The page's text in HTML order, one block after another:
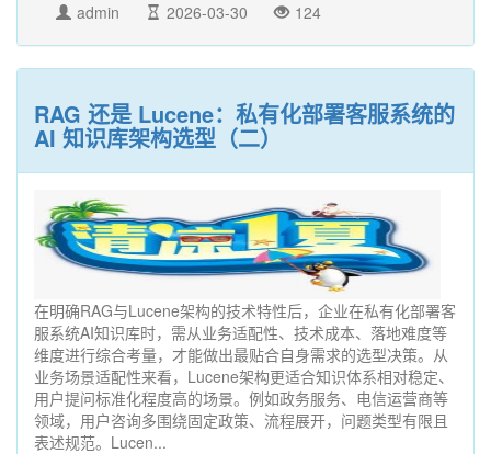
admin 2026-03-30 124
RAG 还是 Lucene：私有化部署客服系统的
AI 知识库架构选型（二）
在明确RAG与Lucene架构的技术特性后，企业在私有化部署客
服系统AI知识库时，需从业务适配性、技术成本、落地难度等
维度进行综合考量，才能做出最贴合自身需求的选型决策。从
业务场景适配性来看，Lucene架构更适合知识体系相对稳定、
用户提问标准化程度高的场景。例如政务服务、电信运营商等
领域，用户咨询多围绕固定政策、流程展开，问题类型有限且
表述规范。Lucen...